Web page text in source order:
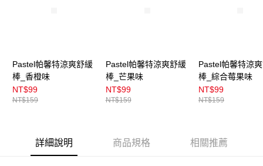
Pastel帕馨特涼爽舒緩
棒_香橙味
NT$99
NT$159
Pastel帕馨特涼爽舒緩
棒_芒果味
NT$99
NT$159
Pastel帕馨特涼
棒_綜合莓果味
NT$99
NT$159
詳細說明 商品規格 相關推薦